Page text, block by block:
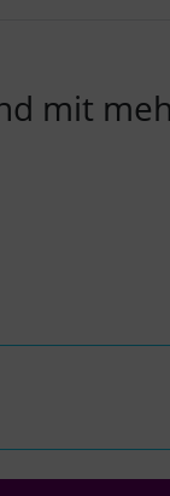
mit
Zum